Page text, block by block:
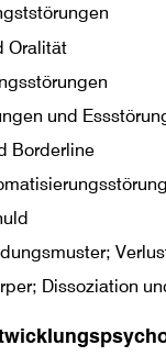
Oralität
und
Borderline
Dissoziation